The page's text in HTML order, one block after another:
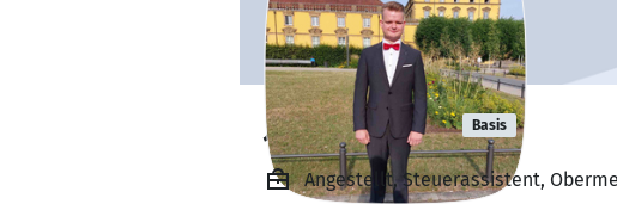
Julian Ahlert Basis
Angestellt, Steuerassistent,